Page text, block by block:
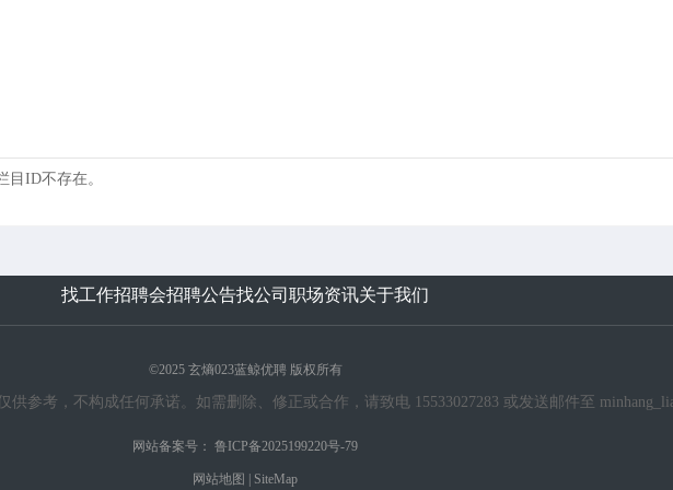
目ID不存在。
找工作招聘会招聘公告找公司 职场资讯关于我们
©2025 玄熵023蓝鲸优聘 版权所有
参考，不构成任何承诺。如需删除、修正或合作，请致电 15533027283 或发送邮件至
网站备案号： 鲁ICP备2025199220号-79
网站地图 SiteMap